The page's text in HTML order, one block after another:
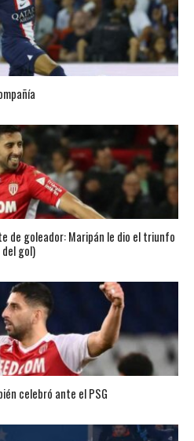
de goleador: Maripán le dio el triunfo
gol)
celebró ante el PSG